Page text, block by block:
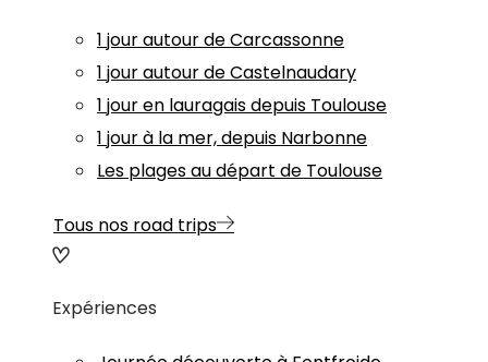
1 jour autour de Carcassonne
1 jour autour de Castelnaudary
1 jour en lauragais depuis Toulouse
1 jour à la mer, depuis Narbonne
Les plages au départ de Toulouse
Tous nos road trips
Expériences